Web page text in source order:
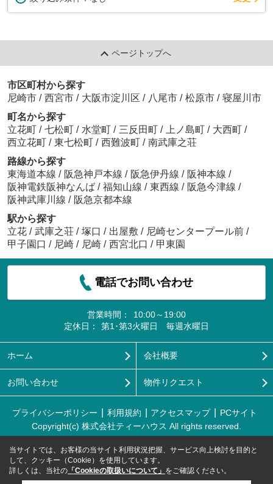
ページトップへ
市区町村から探す
尼崎市 / 西宮市 / 大阪市淀川区 / 八尾市 / 松原市 / 寝屋川市
町名から探す
立花町 / 七松町 / 水堂町 / 三反田町 / 上ノ島町 / 大西町 /
西立花町 / 東七松町 / 西難波町 / 南武庫之荘
路線から探す
東海道本線 / 阪急神戸本線 / 阪急伊丹線 / 阪神本線 /
阪神電鉄阪神なんば / 福知山線 / 東西線 / 阪急今津線 /
阪神武庫川線 / 阪急京都本線
駅から探す
立花 / 武庫之荘 / 塚口 / 出屋敷 / 尼崎センタープール前 /
甲子園口 / 尼崎 / 尼崎 / 西宮北口 / 甲東園
電話でお問い合わせ
営業時間：
10:00～19:00
定休日：
第1･第3火曜日 毎週水曜日
ホーム 会社概要
お問い合わせ 物件リクエスト
プライバシーポリシー 利用規約 アクセスマップ
PCサイト
Copyright(c) 株式会社ティーハウス All rights reserved.
当サイトでは、お客様の当サイト利用状況把握、サービス向上検討を目的と
して、クッキー（Cookie）を使用しています。
詳しくは、当社の 「Cookieの取扱いについて」 をご確認ください。